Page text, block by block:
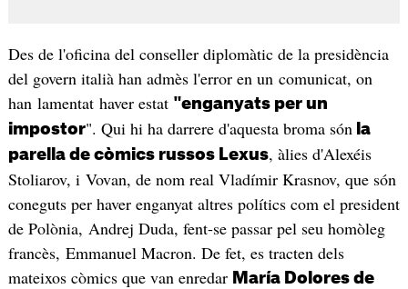
Des de l'oficina del conseller diplomàtic de la presidència
del govern italià han admès l'error en un comunicat, on
han lamentat haver estat "enganyats per un
impostor". Qui hi ha darrere d'aquesta broma són la
parella de còmics russos Lexus, àlies d'Alexéis
Stoliarov, i Vovan, de nom real Vladímir Krasnov, que són
coneguts per haver enganyat altres polítics com el president
de Polònia, Andrej Duda, fent-se passar pel seu homòleg
francès, Emmanuel Macron. De fet, es tracten dels
mateixos còmics que van enredar María Dolores de